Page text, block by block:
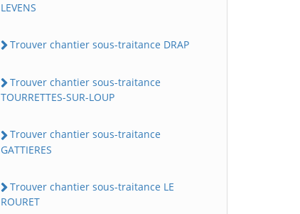
LEVENS
Trouver chantier sous-traitance DRAP
Trouver chantier sous-traitance
TOURRETTES-SUR-LOUP
Trouver chantier sous-traitance
GATTIERES
Trouver chantier sous-traitance LE
ROURET